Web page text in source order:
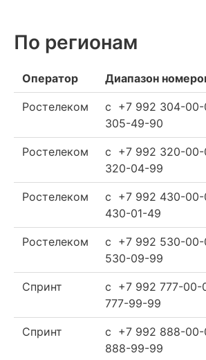
По регионам
Оператор Диапазон
Ростелеком
c +7 992 304-
305-49-90
Ростелеком
c +7 992 320-
320-04-99
Ростелеком
c +7 992 430-
430-01-49
Ростелеком
c +7 992 530-
530-09-99
Спринт
c +7 992 777-
777-99-99
Спринт
c +7 992 888-
888-99-99